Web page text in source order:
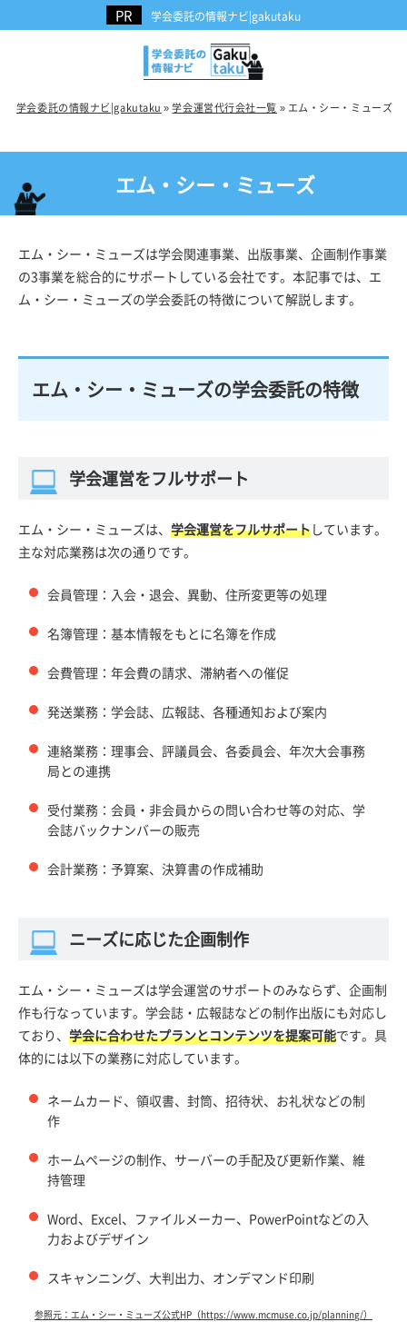
学会委託の情報ナビ|gakutaku
学会委託の情報ナビ|gakutaku »学会運営代行会社一覧 » エム・シー・ミューズ
エム・シー・ミューズ
エム・シー・ミューズは学会関連事業、出版事業、企画制作事業
の3事業を総合的にサポートしている会社です。本記事では、エ
ム・シー・ミューズの学会委託の特徴について解説します。
エム・シー・ミューズの学会委託の特徴
学会運営をフルサポート
エム・シー・ミューズは、 学会運営をフルサポートしています。
主な対応業務は次の通りです。
会員管理：入会・退会、異動、住所変更等の処理
名簿管理：基本情報をもとに名簿を作成
会費管理：年会費の請求、滞納者への催促
発送業務：学会誌、広報誌、各種通知および案内
連絡業務：理事会、評議員会、各委員会、年次大会事務
局との連携
受付業務：会員・非会員からの問い合わせ等の対応、学
会誌バックナンバーの販売
会計業務：予算案、決算書の作成補助
ニーズに応じた企画制作
エム・シー・ミューズは学会運営のサポートのみならず、企画制
作も行なっています。学会誌・広報誌などの制作出版にも対応し
ており、 学会に合わせたプランとコンテンツを提案可能です。具
体的には以下の業務に対応しています。
ネームカード、領収書、封筒、招待状、お礼状などの制
作
ホームページの制作、サーバーの手配及び更新作業、維
持管理
Word、Excel、ファイルメーカー、PowerPointなどの入
力およびデザイン
スキャンニング、大判出力、オンデマンド印刷
参照元：エム・シー・ミューズ公式HP（https://www.mcmuse.co.jp/planning/）